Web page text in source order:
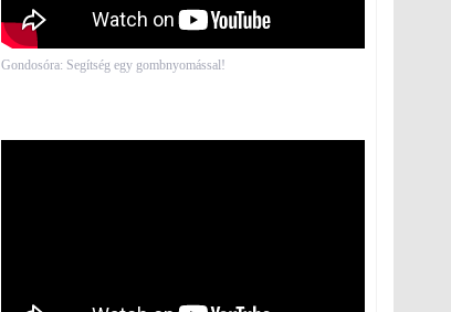
Gondosóra: Segítség egy gombnyomással!